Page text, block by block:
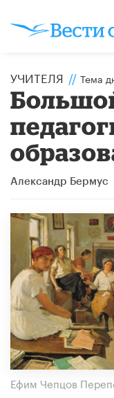
УЧИТЕЛЯ // Тема
Александр Бермус
Ефим Чепцов